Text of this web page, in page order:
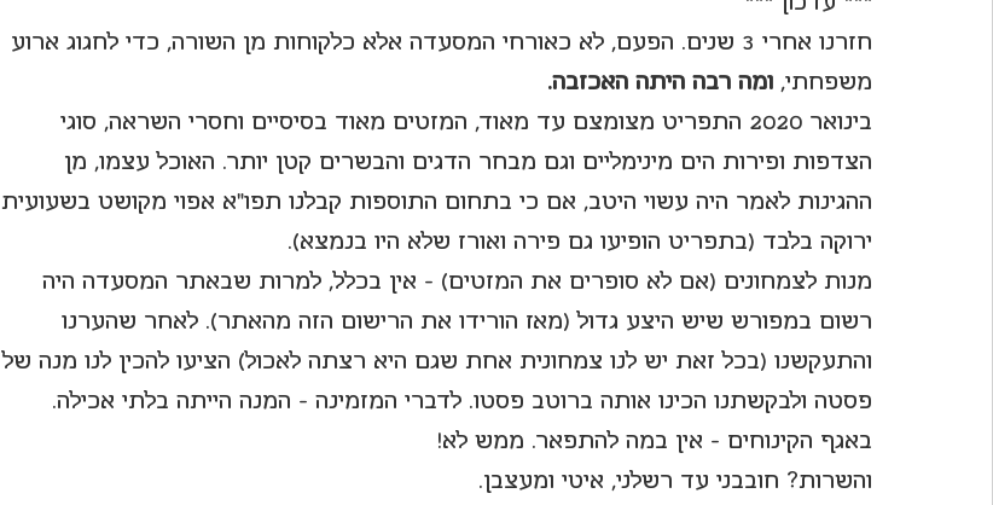
לחיות את פורטו
חזרנו אחרי 3 שנים. הפעם, לא כאורחי המסעדה אלא כלקוחות מן השורה, כדי לחגוג ארוע
משפחתי, ומה רבה היתה האכזבה.
בינואר 2020 התפריט מצומצם עד מאוד, המזטים מאוד בסיסיים וחסרי השראה, סוגי
הצדפות ופירות הים מינימליים וגם מבחר הדגים והבשרים קטן יותר. האוכל עצמו, מן
ההגינות לאמר היה עשוי היטב, אם כי בתחום התוספות קבלנו תפו"א אפוי מקושט בשעועית
ירוקה בלבד (בתפריט הופיעו גם פירה ואורז שלא היו בנמצא).
מנות לצמחונים (אם לא סופרים את המזטים) - אין בכלל, למרות שבאתר המסעדה היה
רשום במפורש שיש היצע גדול (מאז הורידו את הרישום הזה מהאתר). לאחר שהערנו
והתעקשנו (בכל זאת יש לנו צמחונית אחת שגם היא רצתה לאכול) הציעו להכין לנו מנה של
פסטה ולבקשתנו הכינו אותה ברוטב פסטו. לדברי המזמינה - המנה הייתה בלתי אכילה.
באגף הקינוחים - אין במה להתפאר. ממש לא!
והשרות? חובבני עד רשלני, איטי ומעצבן.